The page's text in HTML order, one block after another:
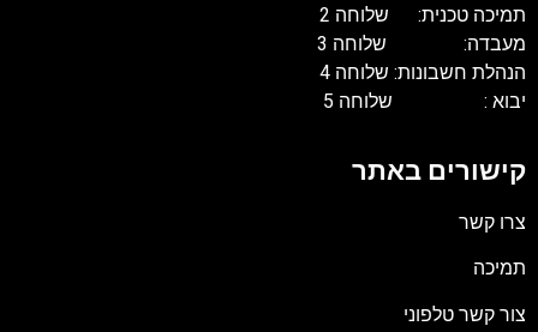
תמיכה טכנית: שלוחה 2
מעבדה: שלוחה 3
הנהלת חשבונות: שלוחה 4
יבוא : שלוחה 5
קישורים באתר
צרו קשר
תמיכה
צור קשר טלפוני